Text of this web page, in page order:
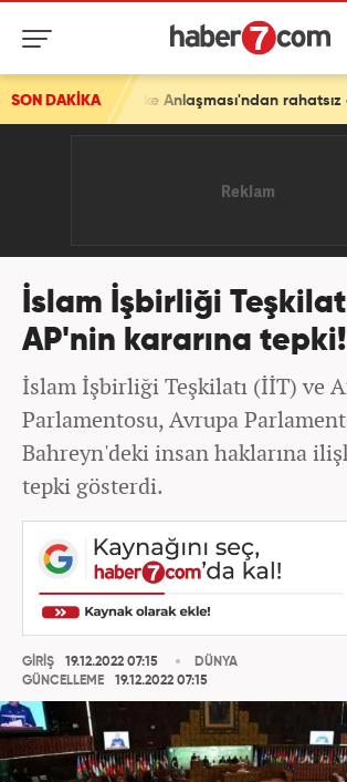
SON DAKİKA
Mekke Anlaşması'ndan rahatsız oldu
İslam İşbirliği
AP'nin kararına tepki!
İslam İşbirliği Teşkilatı (İİT) ve
Parlamentosu, Avrupa
Bahreyn'deki insan haklarına
tepki gösterdi.
GİRİŞ
19.12.2022 07:15
GÜNCELLEME
19.12.2022 07:15
DÜNYA